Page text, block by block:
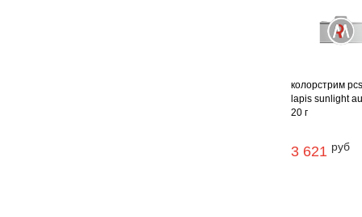
колорстрим
lapis sunlight
20 г
3 621 руб